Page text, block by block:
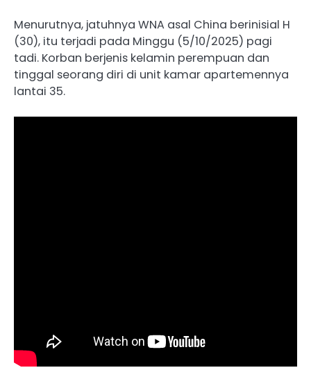
Menurutnya, jatuhnya WNA asal China berinisial H
(30), itu terjadi pada Minggu (5/10/2025) pagi
tadi. Korban berjenis kelamin perempuan dan
tinggal seorang diri di unit kamar apartemennya
lantai 35.